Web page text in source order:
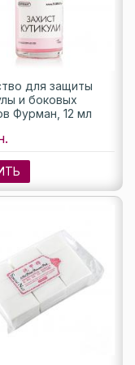
для защиты
и боковых
Фурман, 12 мл